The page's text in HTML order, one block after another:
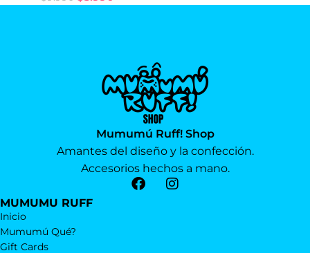
Mumumú Ruff! Shop
Amantes del diseño y la confección.
Accesorios hechos a mano.
MUMUMU RUFF
Inicio
Mumumú Qué?
Gift Cards